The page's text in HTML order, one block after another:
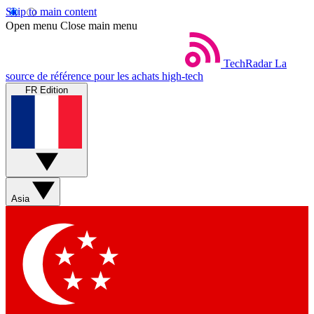
Skip to main content
Open menu Close main menu
TechRadar La
source de référence pour les achats high-tech
FR Edition
Asia